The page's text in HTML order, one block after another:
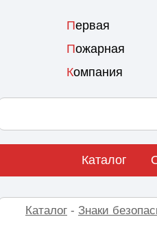
Первая
Пожарная
Компания
Каталог
Каталог - Знаки